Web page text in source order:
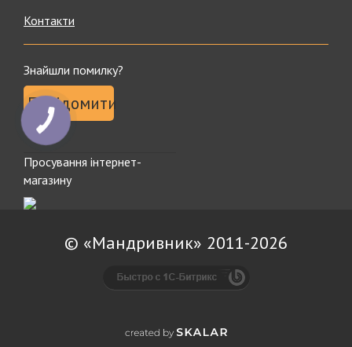
Контакти
Знайшли помилку?
Повідомити
Просування інтернет-
магазину
© «Мандривник» 2011-2026